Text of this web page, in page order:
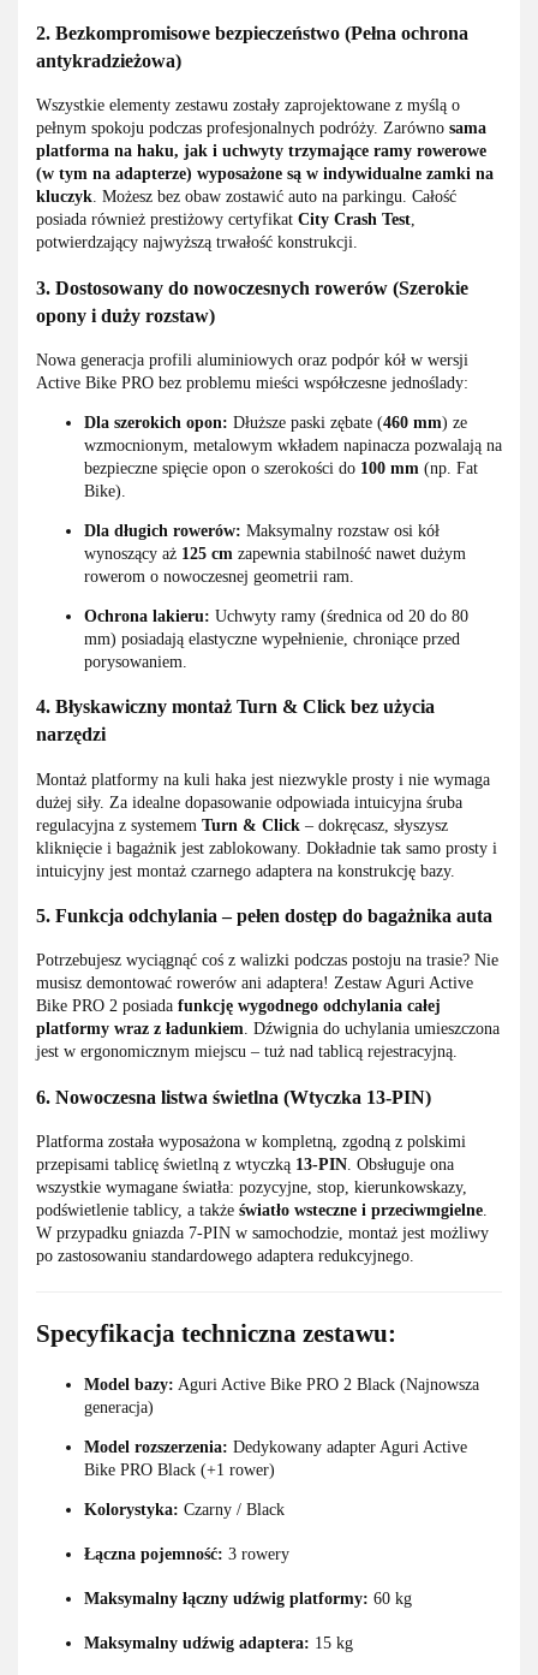
2. Bezkompromisowe bezpieczeństwo (Pełna ochrona
antykradzieżowa)
Wszystkie elementy zestawu zostały zaprojektowane z myślą o
pełnym spokoju podczas profesjonalnych podróży. Zarówno sama
platforma na haku, jak i uchwyty trzymające ramy rowerowe
(w tym na adapterze) wyposażone są w indywidualne zamki na
kluczyk. Możesz bez obaw zostawić auto na parkingu. Całość
posiada również prestiżowy certyfikat City Crash Test,
potwierdzający najwyższą trwałość konstrukcji.
3. Dostosowany do nowoczesnych rowerów (Szerokie
opony i duży rozstaw)
Nowa generacja profili aluminiowych oraz podpór kół w wersji
Active Bike PRO bez problemu mieści współczesne jednoślady:
Dla szerokich opon: Dłuższe paski zębate (460 mm) ze
wzmocnionym, metalowym wkładem napinacza pozwalają na
bezpieczne spięcie opon o szerokości do 100 mm (np. Fat
Bike).
Dla długich rowerów: Maksymalny rozstaw osi kół
wynoszący aż 125 cm zapewnia stabilność nawet dużym
rowerom o nowoczesnej geometrii ram.
Ochrona lakieru: Uchwyty ramy (średnica od 20 do 80
mm) posiadają elastyczne wypełnienie, chroniące przed
porysowaniem.
4. Błyskawiczny montaż Turn & Click bez użycia
narzędzi
Montaż platformy na kuli haka jest niezwykle prosty i nie wymaga
dużej siły. Za idealne dopasowanie odpowiada intuicyjna śruba
regulacyjna z systemem Turn & Click – dokręcasz, słyszysz
kliknięcie i bagażnik jest zablokowany. Dokładnie tak samo prosty i
intuicyjny jest montaż czarnego adaptera na konstrukcję bazy.
5. Funkcja odchylania – pełen dostęp do bagażnika auta
Potrzebujesz wyciągnąć coś z walizki podczas postoju na trasie? Nie
musisz demontować rowerów ani adaptera! Zestaw Aguri Active
Bike PRO 2 posiada funkcję wygodnego odchylania całej
platformy wraz z ładunkiem. Dźwignia do uchylania umieszczona
jest w ergonomicznym miejscu – tuż nad tablicą rejestracyjną.
6. Nowoczesna listwa świetlna (Wtyczka 13-PIN)
Platforma została wyposażona w kompletną, zgodną z polskimi
przepisami tablicę świetlną z wtyczką 13-PIN. Obsługuje ona
wszystkie wymagane światła: pozycyjne, stop, kierunkowskazy,
podświetlenie tablicy, a także światło wsteczne i przeciwmgielne.
W przypadku gniazda 7-PIN w samochodzie, montaż jest możliwy
po zastosowaniu standardowego adaptera redukcyjnego.
Specyfikacja techniczna zestawu:
Model bazy: Aguri Active Bike PRO 2 Black (Najnowsza
generacja)
Model rozszerzenia: Dedykowany adapter Aguri Active
Bike PRO Black (+1 rower)
Kolorystyka: Czarny / Black
Łączna pojemność: 3 rowery
Maksymalny łączny udźwig platformy: 60 kg
Maksymalny udźwig adaptera: 15 kg